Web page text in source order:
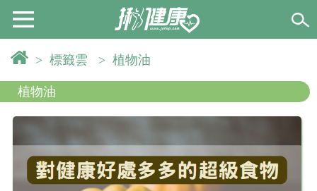
> 標籤雲 > 植物油
植物油